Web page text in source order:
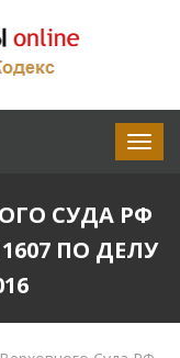
СУДА РФ
ПО ДЕЛУ